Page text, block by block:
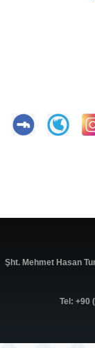
Şht. Mehmet Hasan
Tel: +90